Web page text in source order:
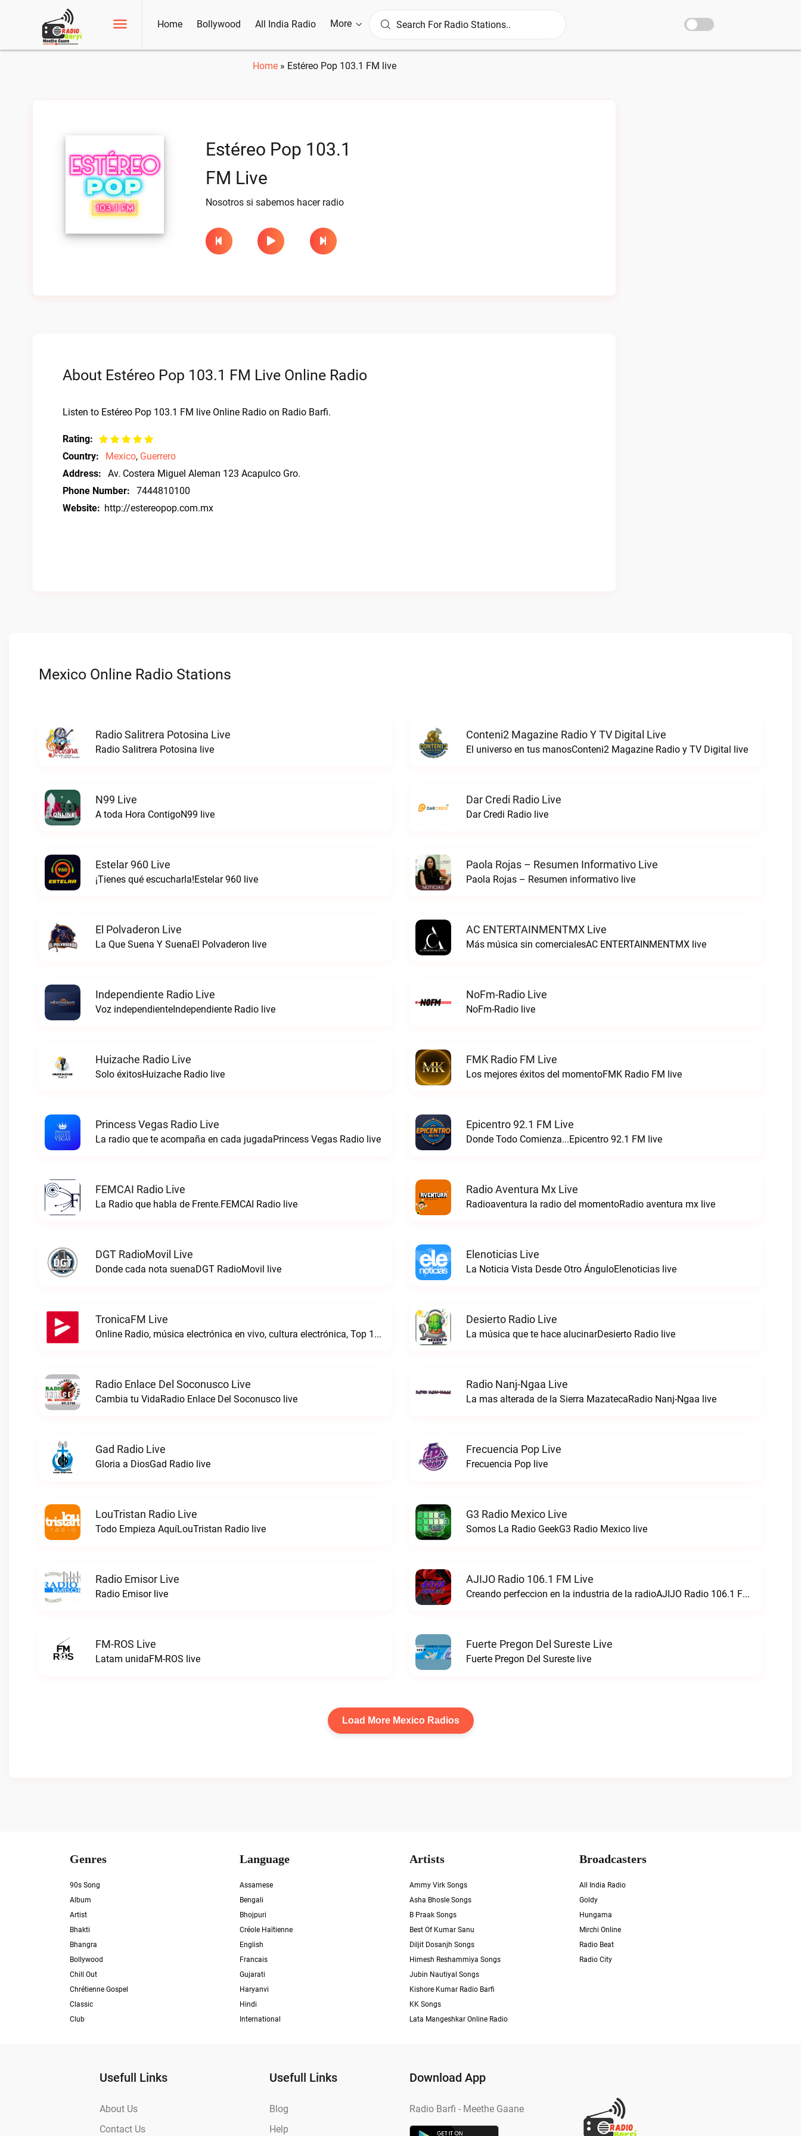
Home Bollywood All India Radio More
Home» Estéreo Pop 103.1 FM live
Estéreo Pop 103.1
FM Live
Nosotros si sabemos hacer radio
About Estéreo Pop 103.1 FM Live Online Radio
Listen to Estéreo Pop 103.1 FM live Online Radio on Radio Barfi.
Rating:
Country:
Mexico, Guerrero
Address:
Av. Costera Miguel Aleman 123 Acapulco Gro.
Phone Number:
7444810100
Website: http://estereopop.com.mx
Mexico Online Radio Stations
Radio Salitrera Potosina Live
Radio Salitrera Potosina live
Conteni2 Magazine Radio Y TV Digital Live
El universo en tus manosConteni2 Magazine Radio y TV Digital live
N99 Live
A toda Hora ContigoN99 live
Dar Credi Radio Live
Dar Credi Radio live
Estelar 960 Live
¡Tienes qué escucharla!Estelar 960 live
Paola Rojas – Resumen Informativo Live
Paola Rojas – Resumen informativo live
El Polvaderon Live
La Que Suena Y SuenaEl Polvaderon live
AC ENTERTAINMENTMX Live
Más música sin comercialesAC ENTERTAINMENTMX live
Independiente Radio Live
Voz independienteIndependiente Radio live
NoFm-Radio Live
NoFm-Radio live
Huizache Radio Live
Solo éxitosHuizache Radio live
FMK Radio FM Live
Los mejores éxitos del momentoFMK Radio FM live
Princess Vegas Radio Live
La radio que te acompaña en cada jugadaPrincess Vegas Radio live
Epicentro 92.1 FM Live
Donde Todo Comienza...Epicentro 92.1 FM live
FEMCAI Radio Live
La Radio que habla de Frente.FEMCAI Radio live
Radio Aventura Mx Live
Radioaventura la radio del momentoRadio aventura mx live
DGT RadioMovil Live
Donde cada nota suenaDGT RadioMovil live
Elenoticias Live
La Noticia Vista Desde Otro ÁnguloElenoticias live
TronicaFM Live
Online Radio, música electrónica en vivo, cultura electrónica, Top 10 semanal, videos, descargasTronicaFM live
Desierto Radio Live
La música que te hace alucinarDesierto Radio live
Radio Enlace Del Soconusco Live
Cambia tu VidaRadio Enlace Del Soconusco live
Radio Nanj-Ngaa Live
La mas alterada de la Sierra MazatecaRadio Nanj-Ngaa live
Gad Radio Live
Gloria a DiosGad Radio live
Frecuencia Pop Live
Frecuencia Pop live
LouTristan Radio Live
Todo Empieza AquíLouTristan Radio live
G3 Radio Mexico Live
Somos La Radio GeekG3 Radio Mexico live
Radio Emisor Live
Radio Emisor live
AJIJO Radio 106.1 FM Live
Creando perfeccion en la industria de la radioAJIJO Radio 106.1 FM live
FM-ROS Live
Latam unidaFM-ROS live
Fuerte Pregon Del Sureste Live
Fuerte Pregon Del Sureste live
Load More Mexico Radios
Genres
90s Song
Album
Artist
Bhakti
Bhangra
Bollywood
Chill Out
Chrétienne Gospel
Classic
Club
Language
Assamese
Bengali
Bhojpuri
Créole Haïtienne
English
Francais
Gujarati
Haryanvi
Hindi
International
Artists
Ammy Virk Songs
Asha Bhosle Songs
B Praak Songs
Best Of Kumar Sanu
Diljit Dosanjh Songs
Himesh Reshammiya Songs
Jubin Nautiyal Songs
Kishore Kumar Radio Barfi
KK Songs
Lata Mangeshkar Online Radio
Broadcasters
All India Radio
Goldy
Hungama
Mirchi Online
Radio Beat
Radio City
Usefull Links
About Us
Contact Us
Usefull Links
Blog
Help
Download App
Radio Barfi - Meethe Gaane